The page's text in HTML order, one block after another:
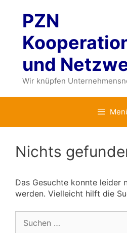
springenPZN
und
Wir knüpfen
Nichts
Das Gesuchte konnte leider
werden. Vielleicht hilft die
nach: